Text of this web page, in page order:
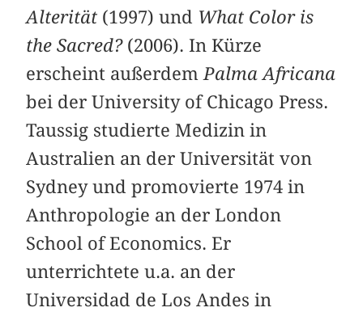
Alterität (1997) und What Color is
the Sacred? (2006). In Kürze
erscheint außerdem Palma Africana
bei der University of Chicago Press.
Taussig studierte Medizin in
Australien an der Universität von
Sydney und promovierte 1974 in
Anthropologie an der London
School of Economics. Er
unterrichtete u.a. an der
Universidad de Los Andes in